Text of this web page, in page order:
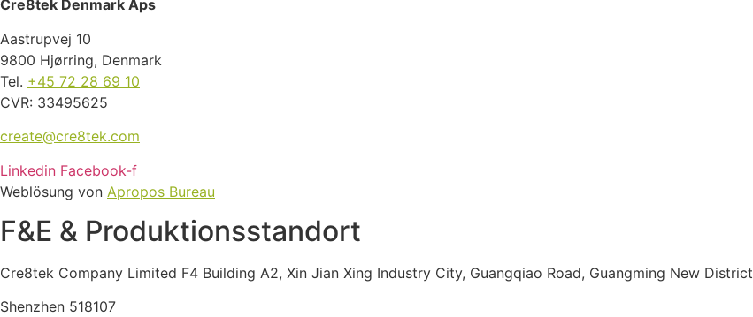
Cre8tek Denmark Aps
Aastrupvej 10
9800 Hjørring, Denmark
Tel. +45 72 28 69 10
CVR: 33495625
create@cre8tek.com
Linkedin Facebook-f
Weblösung von Apropos Bureau
F&E & Produktions­standort
Cre8tek Company Limited F4 Building A2, Xin Jian Xing Industry City, Guangqiao Road, Guangming New District
Shenzhen 518107